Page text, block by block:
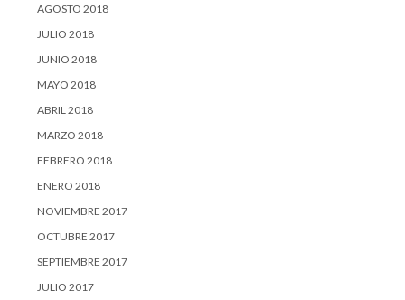
AGOSTO 2018
JULIO 2018
JUNIO 2018
MAYO 2018
ABRIL 2018
MARZO 2018
FEBRERO 2018
ENERO 2018
NOVIEMBRE 2017
OCTUBRE 2017
SEPTIEMBRE 2017
JULIO 2017